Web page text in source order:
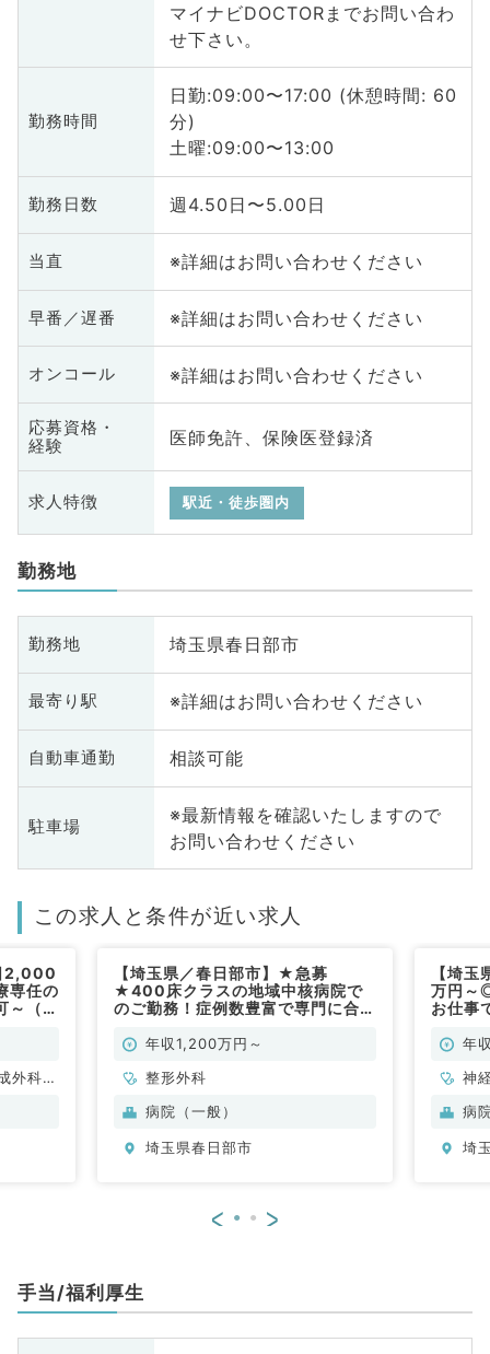
マイナビDOCTORまでお問い合わ
せ下さい。
勤務時間
日勤:09:00〜17:00 (休憩時間: 60
分)
土曜:09:00〜13:00
勤務日数 週4.50日〜5.00日
当直 ※詳細はお問い合わせください
早番／遅番 ※詳細はお問い合わせください
オンコール ※詳細はお問い合わせください
応募資格・
経験
医師免許、保険医登録済
求人特徴 駅近・徒歩圏内
勤務地
勤務地 埼玉県春日部市
最寄り駅 ※詳細はお問い合わせください
自動車通勤 相談可能
駐車場
※最新情報を確認いたしますので
お問い合わせください
この求人と条件が近い求人
2,000
専任の
～（内
外科、
門外
【埼玉県／春日部市】★急募
★400床クラスの地域中核病院で
のご勤務！症例数豊富で専門に合わ
1,200万円～（整形外科／常勤）
年収1,200万円～
整形外科
病院（一般）
埼玉県春日部市
【埼
万円～
お仕事
年
神
美
尿
病
埼
< >
手当/福利厚生